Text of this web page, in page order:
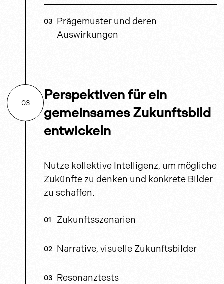
Prägemuster und deren
Auswirkungen
03
Perspektiven für ein
gemeinsames Zukunftsbild
entwickeln
Nutze kollektive Intelligenz, um mögliche
Zukünfte zu denken und konkrete Bilder
zu schaffen.
Zukunftsszenarien
Narrative, visuelle Zukunftsbilder
Resonanztests